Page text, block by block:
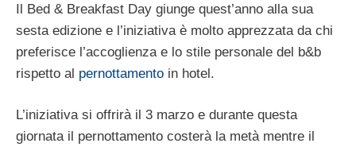
Il Bed & Breakfast Day giunge quest’anno alla sua
sesta edizione e l’iniziativa è molto apprezzata da chi
preferisce l’accoglienza e lo stile personale del b&b
rispetto al pernottamento in hotel.
L’iniziativa si offrirà il 3 marzo e durante questa
giornata il pernottamento costerà la metà mentre il